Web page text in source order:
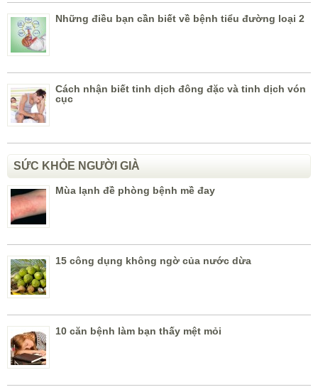
Những điều bạn cần biết về bệnh tiểu đường loại 2
Cách nhận biết tinh dịch đông đặc và tinh dịch vón
cục
SỨC KHỎE NGƯỜI GIÀ
Mùa lạnh đề phòng bệnh mề đay
15 công dụng không ngờ của nước dừa
10 căn bệnh làm bạn thấy mệt mỏi